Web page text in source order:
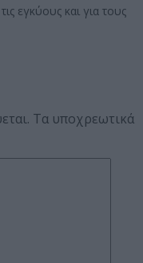
εγκύους και για τους
Τα υποχρεωτικά